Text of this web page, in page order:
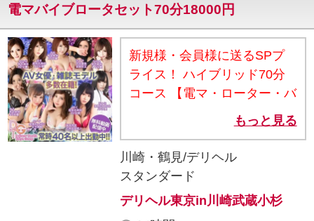
電マバイブロータセット70分18000円
新規様・会員様に送るSPプ
ライス！ ハイブリッド70分
コース 【電マ・ローター・バ
イブセット！】 総額通常
24000円･25000円・26000円
が コース料金70分19000円/
入会金1000円 指名料2000円/
4000円が 総額18000円で御案
もっと見る
川崎・鶴見/デリヘル
スタンダード
デリヘル東京in川崎武蔵小杉